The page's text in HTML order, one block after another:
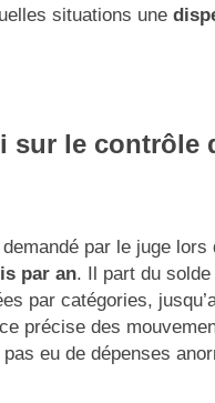
situations une
sur le contrôle
par le juge
par an. Il part du
par catégories,
précise des
pas eu de dépenses